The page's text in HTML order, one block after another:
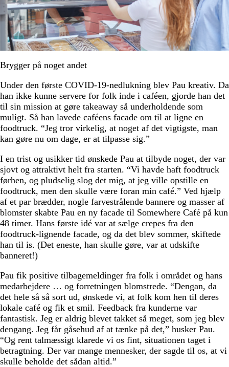
Brygger på noget andet
Under den første COVID-19-nedlukning blev Pau kreativ. Da
han ikke kunne servere for folk inde i caféen, gjorde han det
til sin mission at gøre takeaway så underholdende som
muligt. Så han lavede caféens facade om til at ligne en
foodtruck. “Jeg tror virkelig, at noget af det vigtigste, man
kan gøre nu om dage, er at tilpasse sig.”
I en trist og usikker tid ønskede Pau at tilbyde noget, der var
sjovt og attraktivt helt fra starten. “Vi havde haft foodtruck
førhen, og pludselig slog det mig, at jeg ville opstille en
foodtruck, men den skulle være foran min café.” Ved hjælp
af et par brædder, nogle farvestrålende bannere og masser af
blomster skabte Pau en ny facade til Somewhere Café på kun
48 timer. Hans første idé var at sælge crepes fra den
foodtruck-lignende facade, og da det blev sommer, skiftede
han til is. (Det eneste, han skulle gøre, var at udskifte
banneret!)
Pau fik positive tilbagemeldinger fra folk i området og hans
medarbejdere … og forretningen blomstrede. “Dengan, da
det hele så så sort ud, ønskede vi, at folk kom hen til deres
lokale café og fik et smil. Feedback fra kunderne var
fantastisk. Jeg er aldrig blevet takket så meget, som jeg blev
dengang. Jeg får gåsehud af at tænke på det,” husker Pau.
“Og rent talmæssigt klarede vi os fint, situationen taget i
betragtning. Der var mange mennesker, der sagde til os, at vi
skulle beholde det sådan altid.”